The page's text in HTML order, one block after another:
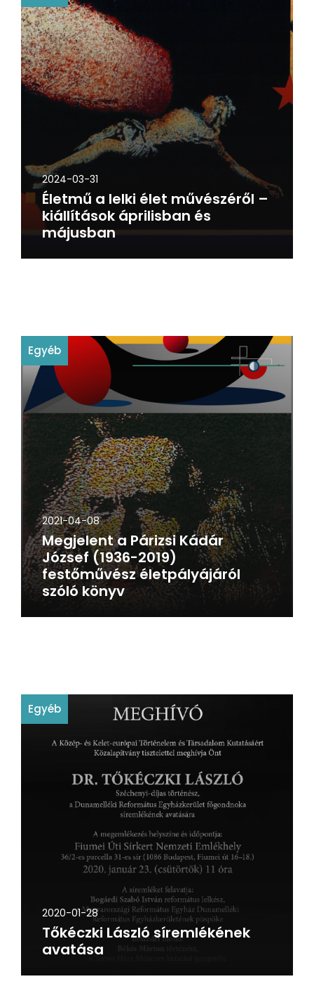
2024-03-31
Életmű a lelki élet művészéről –
kiállítások áprilisban és
májusban
Egyéb
2021-04-08
Megjelent a Párizsi Kádár
József (1936-2019)
festőművész életpályájáról
szóló könyv
Egyéb
2020-01-28
Tőkéczki László síremlékének
avatása